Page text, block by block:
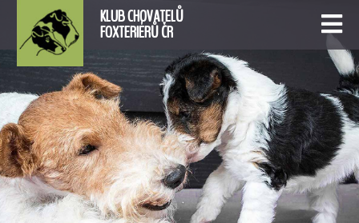
KLUB CHOVATELŮ
FOXTERIÉRŮ ČR